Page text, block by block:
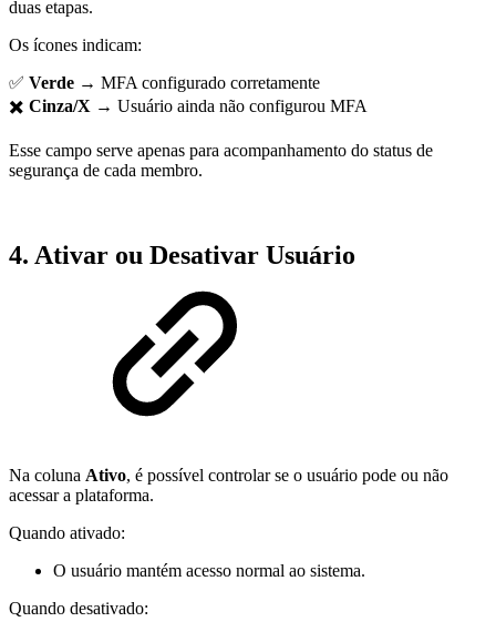
duas etapas.
Os ícones indicam:
✅ Verde → MFA configurado corretamente
✖️ Cinza/X → Usuário ainda não configurou MFA
Esse campo serve apenas para acompanhamento do status de
segurança de cada membro.
4. Ativar ou Desativar Usuário
Na coluna Ativo, é possível controlar se o usuário pode ou não
acessar a plataforma.
Quando ativado:
O usuário mantém acesso normal ao sistema.
Quando desativado: